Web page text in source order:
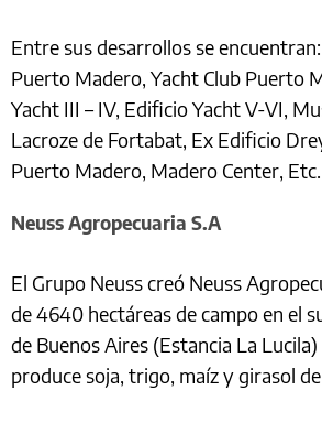
Entre sus desarrollos se
Puerto Madero, Yacht Club Puerto
Yacht III – IV, Edificio Yacht V-VI,
Lacroze de Fortabat, Ex Edificio
Puerto Madero, Madero Center, Etc.
Neuss Agropecuaria S.A
El Grupo Neuss creó Neuss
de 4640 hectáreas de campo en el
de Buenos Aires (Estancia La Lucila)
produce soja, trigo, maíz y girasol